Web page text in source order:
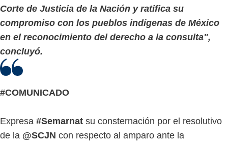
Corte de Justicia de la Nación y ratifica su
compromiso con los pueblos indígenas de México
en el reconocimiento del derecho a la consulta",
concluyó.
#COMUNICADO
Expresa #Semarnat su consternación por el resolutivo
de la @SCJN con respecto al amparo ante la